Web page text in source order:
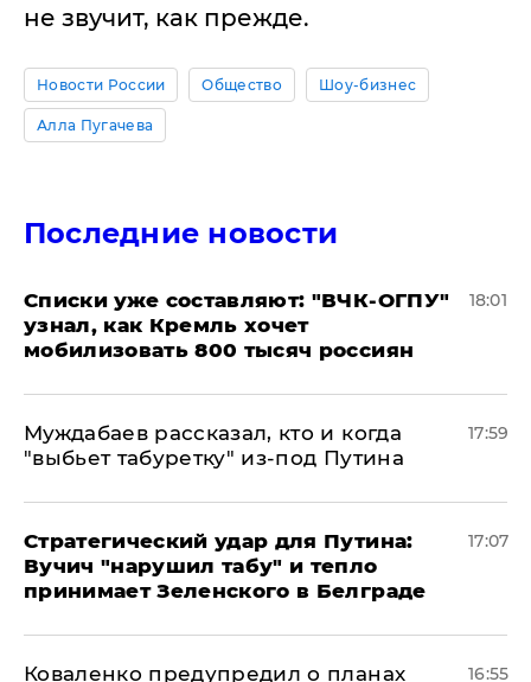
не звучит, как прежде.
Новости России Общество Шоу-бизнес
Алла Пугачева
Последние новости
Списки уже составляют: "ВЧК-ОГПУ"
узнал, как Кремль хочет
мобилизовать 800 тысяч россиян
18:01
Муждабаев рассказал, кто и когда
"выбьет табуретку" из-под Путина
17:59
Стратегический удар для Путина:
Вучич "нарушил табу" и тепло
принимает Зеленского в Белграде
17:07
Коваленко предупредил о планах 16:55